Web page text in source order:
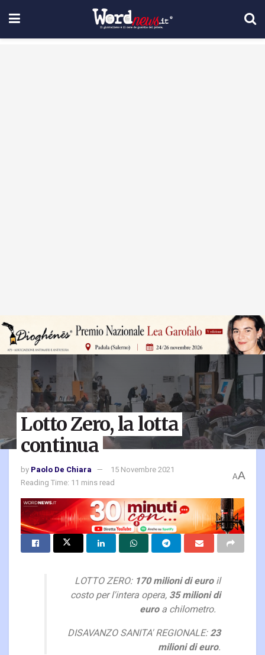
Lotto Zero, la lotta
continua
by Paolo De Chiara
15 Novembre 2021
Reading Time: 11 mins read
AA
LOTTO ZERO: 170 milioni di euroil
costo per l'intera opera, 35 milioni di
euroa chilometro.
DISAVANZO SANITA' REGIONALE:23
milioni di euro.